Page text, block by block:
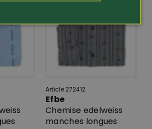
Article 272412
Efbe
Chemise edelweiss
manches longues